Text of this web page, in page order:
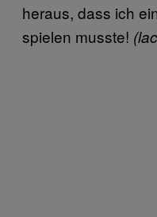
heraus, dass ich
spielen musste!